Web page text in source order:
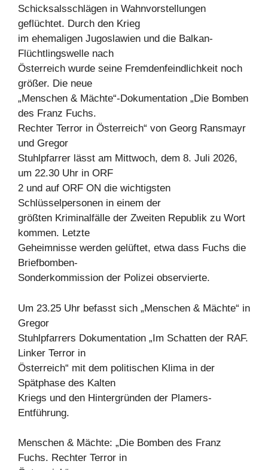
Schicksalsschlägen in Wahnvorstellungen
geflüchtet. Durch den Krieg
im ehemaligen Jugoslawien und die Balkan-
Flüchtlingswelle nach
Österreich wurde seine Fremdenfeindlichkeit noch
größer. Die neue
„Menschen & Mächte“-Dokumentation „Die Bomben
des Franz Fuchs.
Rechter Terror in Österreich“ von Georg Ransmayr
und Gregor
Stuhlpfarrer lässt am Mittwoch, dem 8. Juli 2026,
um 22.30 Uhr in ORF
2 und auf ORF ON die wichtigsten
Schlüsselpersonen in einem der
größten Kriminalfälle der Zweiten Republik zu Wort
kommen. Letzte
Geheimnisse werden gelüftet, etwa dass Fuchs die
Briefbomben-
Sonderkommission der Polizei observierte.
Um 23.25 Uhr befasst sich „Menschen & Mächte“ in
Gregor
Stuhlpfarrers Dokumentation „Im Schatten der RAF.
Linker Terror in
Österreich“ mit dem politischen Klima in der
Spätphase des Kalten
Kriegs und den Hintergründen der Plamers-
Entführung.
Menschen & Mächte: „Die Bomben des Franz
Fuchs. Rechter Terror in